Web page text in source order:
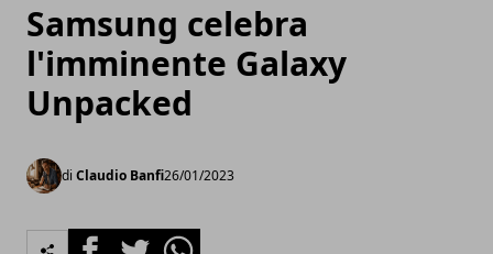
Samsung celebra
l'imminente Galaxy
Unpacked
di Claudio Banfi26/01/2023
FacebookTwitterWhatsapp